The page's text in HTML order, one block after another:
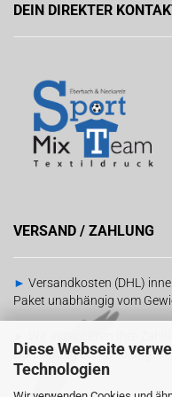
Diese Webseite
Technologien
DEIN DIREKTER
VERSAND / ZAHLUNG
► Versandkosten (DHL)
Paket unabhängig vom
Barzahlung bei Abholung